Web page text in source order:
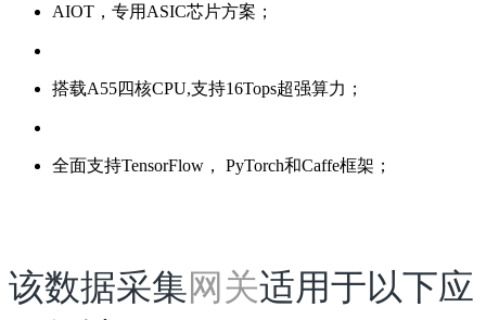
AIOT，专用ASIC芯片方案；
搭载A55四核CPU,支持16Tops超强算力；
全面支持TensorFlow， PyTorch和Caffe框架；
该数据采集网关适用于以下应